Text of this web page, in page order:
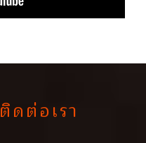
ติดต่อเรา